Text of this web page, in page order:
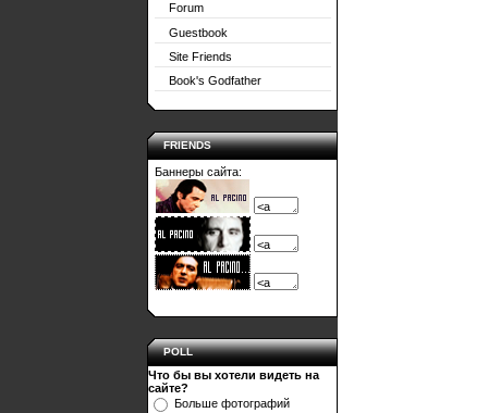
Forum
Guestbook
Site Friends
Book's Godfather
FRIENDS
Баннеры сайта:
POLL
Что бы вы хотели видеть на
сайте?
Больше фотографий